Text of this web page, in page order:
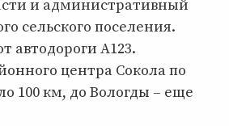
и административный
сельского поселения.
автодороги А123.
центра Сокола по
100 км, до Вологды – еще